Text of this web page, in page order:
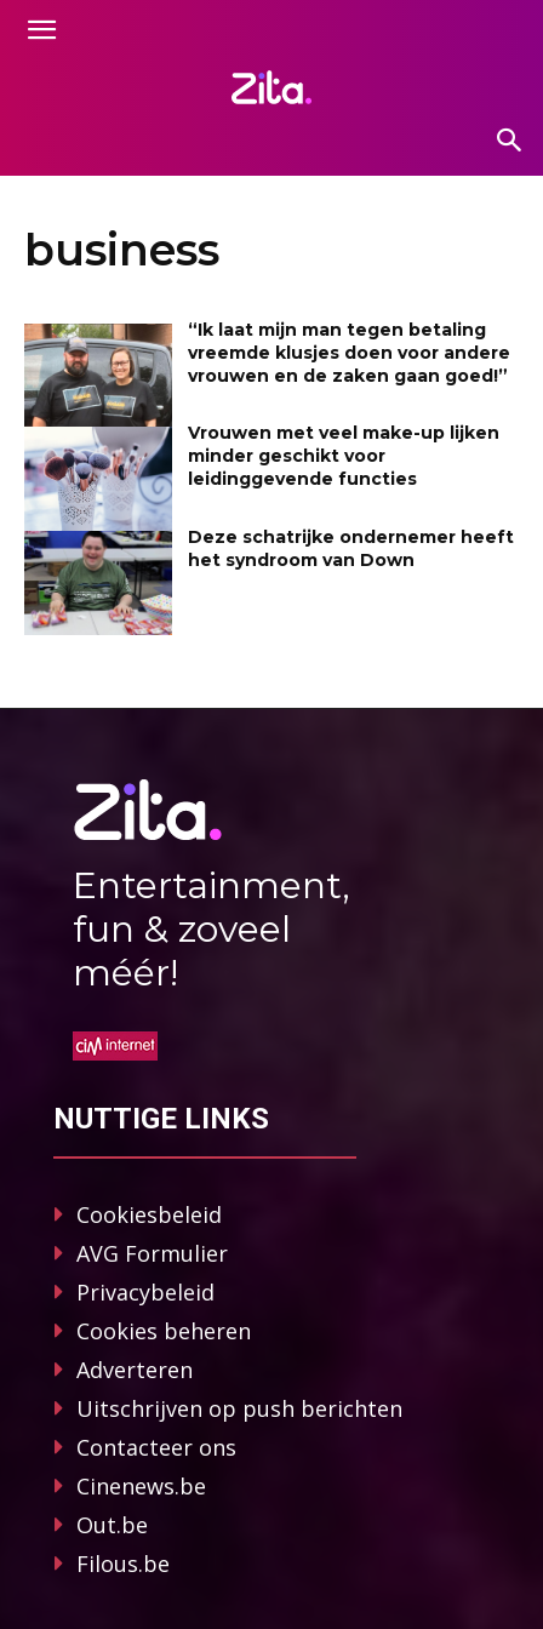
business
“Ik laat mijn man tegen betaling
vreemde klusjes doen voor andere
vrouwen en de zaken gaan goed!”
Vrouwen met veel make-up lijken
minder geschikt voor
leidinggevende functies
Deze schatrijke ondernemer heeft
het syndroom van Down
Entertainment,
fun & zoveel
méér!
NUTTIGE LINKS
Cookiesbeleid
AVG Formulier
Privacybeleid
Cookies beheren
Adverteren
Uitschrijven op push berichten
Contacteer ons
Cinenews.be
Out.be
Filous.be